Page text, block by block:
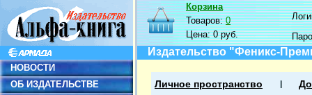
НОВОСТИ
ОБ ИЗДАТЕЛЬСТВЕ
Корзина
Товаров:0
Цена:0 руб.
Издательство "Феникс-
Личное пространство